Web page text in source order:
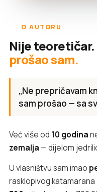
O AUTORU
Nije teoretičar.
prošao sam.
„Ne prepričavam
sam prošao — sa
Već više od 10 godina
zemalja — dijelom
U vlasništvu sam imao
rasklopivog